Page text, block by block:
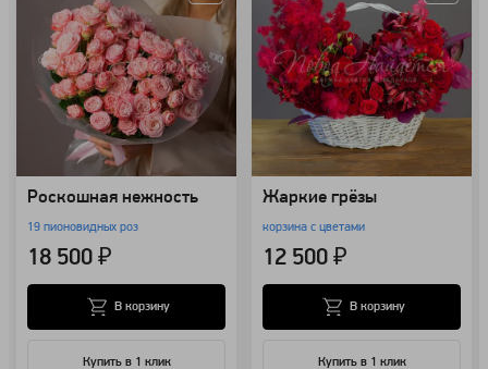
Роскошная нежность
19 пионовидных роз
18 500 ₽
Купить в 1 клик
В корзину
Жаркие грёзы
корзина с цветами
12 500 ₽
Купить в 1 клик
В корзину